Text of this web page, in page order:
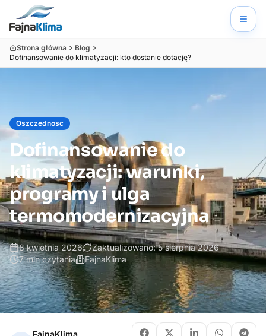
Strona główna
Blog
Dofinansowanie do klimatyzacji: kto dostanie dotację?
Oszczednosc
Dofinansowanie do
klimatyzacji: warunki,
programy i ulga
termomodernizacyjna
8 kwietnia 2026 Zaktualizowano: 5 sierpnia 2026
7min czytania FajnaKlima
FajnaKlima